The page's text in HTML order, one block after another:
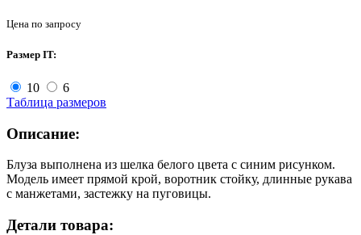
Цена по запросу
Размер IT:
10
6
Таблица размеров
Описание:
Блуза выполнена из шелка белого цвета с синим рисунком.
Модель имеет прямой крой, воротник стойку, длинные рукава
с манжетами, застежку на пуговицы.
Детали товара: